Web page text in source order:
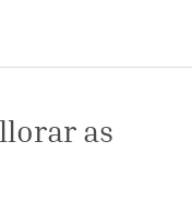
as